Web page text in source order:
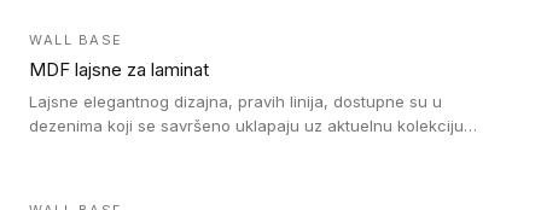
WALL BASE
MDF lajsne za laminat
Lajsne elegantnog dizajna, pravih linija, dostupne su u
dezenima koji se savršeno uklapaju uz aktuelnu kolekciju